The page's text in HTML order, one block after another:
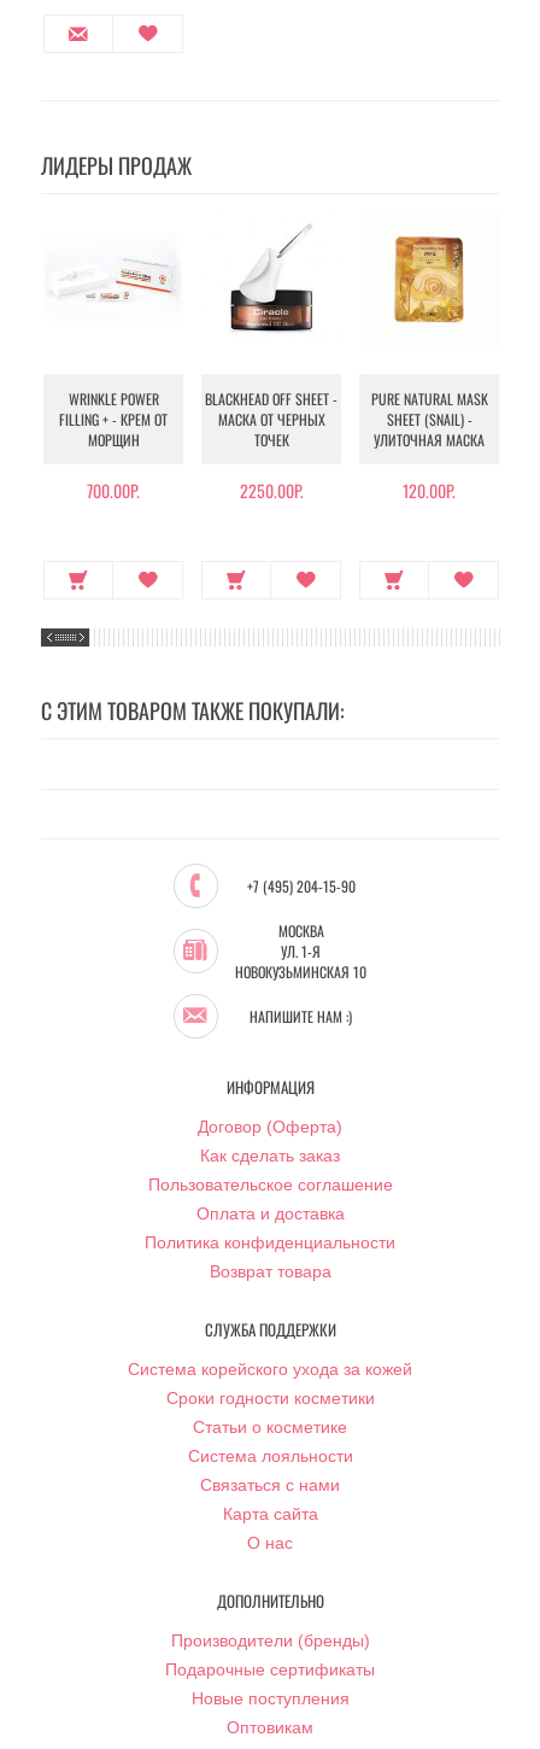
ЛИДЕРЫ ПРОДАЖ
WRINKLE POWER
FILLING + - КРЕМ ОТ
МОРЩИН
700.00Р.
BLACKHEAD OFF SHEET -
МАСКА ОТ ЧЕРНЫХ
ТОЧЕК
2250.00Р.
PURE NATURAL MASK
SHEET (SNAIL) -
УЛИТОЧНАЯ МАСКА
120.00Р.
С ЭТИМ ТОВАРОМ ТАКЖЕ ПОКУПАЛИ:
+7 (495) 204-15-90
МОСКВА
УЛ. 1-Я
НОВОКУЗЬМИНСКАЯ 10
НАПИШИТЕ НАМ :)
ИНФОРМАЦИЯ
Договор (Оферта)
Как сделать заказ
Пользовательское соглашение
Оплата и доставка
Политика конфиденциальности
Возврат товара
СЛУЖБА ПОДДЕРЖКИ
Система корейского ухода за кожей
Сроки годности косметики
Статьи о косметике
Система лояльности
Связаться с нами
Карта сайта
О нас
ДОПОЛНИТЕЛЬНО
Производители (бренды)
Подарочные сертификаты
Новые поступления
Оптовикам